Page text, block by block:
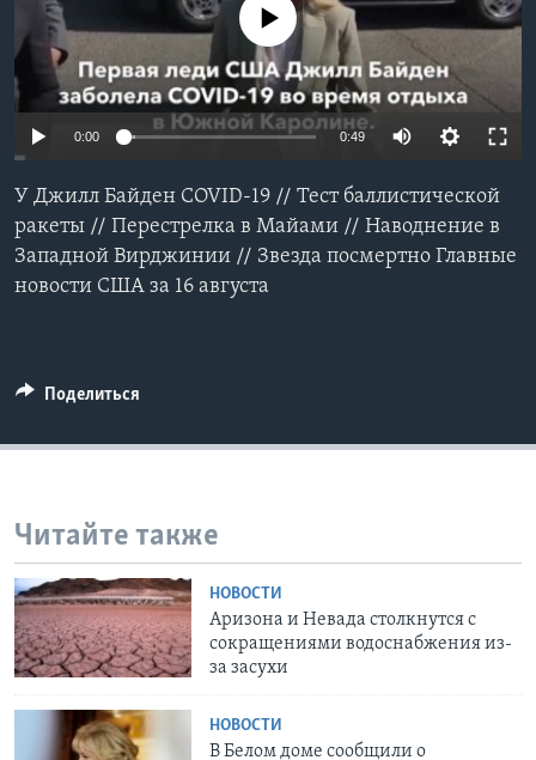
Learning English
СОЦИАЛЬНЫЕ СЕТИ
Языки
No media source currently available
0:00 0:49
У Джилл Байден COVID-19 // Тест баллистической
ракеты // Перестрелка в Майами // Наводнение в
Западной Вирджинии // Звезда посмертно Главные
новости США за 16 августа
Поделиться
Читайте также
НОВОСТИ
Аризона и Невада столкнутся с
сокращениями водоснабжения из-
за засухи
НОВОСТИ
В Белом доме сообщили о